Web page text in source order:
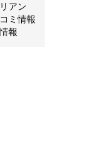
アン
ミ情報
報